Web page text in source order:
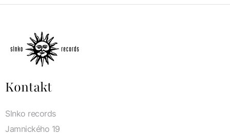
Kontakt
Slnko records
Jamnického 19